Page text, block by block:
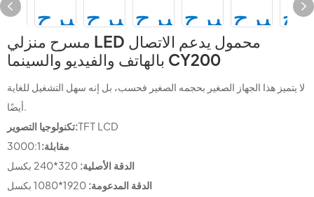
مسرح منزلي LED محمول يدعم الاتصال
بالهاتف والفيديو والسينما CY200
لا يتميز هذا الجهاز الصغير بحجمه الصغير فحسب، بل إنه سهل التشغيل للغاية
أيضًا.
تكنولوجيا التصوير:TFT LCD
مقابلة:3000:1
الدقة الأصلية:
الدقة المدعومة: